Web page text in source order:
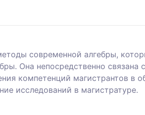
современной алгебры,
Она непосредственно связана
компетенций магистрантов в
исследований в магистратуре.